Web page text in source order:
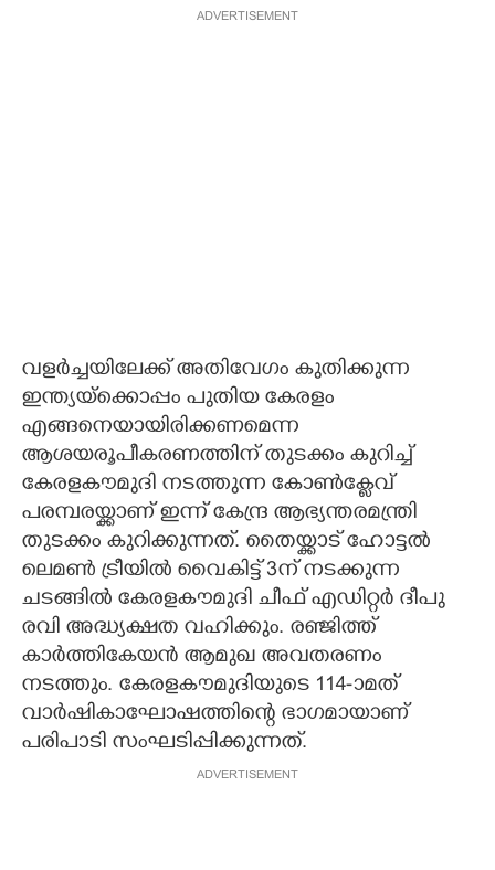
ADVERTISEMENT
വളർച്ചയിലേക്ക് അതിവേഗം കുതിക്കുന്ന
ഇന്ത്യയ്ക്കൊപ്പം പുതിയ കേരളം
എങ്ങനെയായിരിക്കണമെന്ന
ആശയരൂപീകരണത്തിന് തുടക്കം കുറിച്ച്
കേരളകൗമുദി നടത്തുന്ന കോൺക്ളേവ്
പരമ്പരയ്ക്കാണ് ഇന്ന് കേന്ദ്ര ആഭ്യന്തരമന്ത്രി
തുടക്കം കുറിക്കുന്നത്. തൈയ്ക്കാട് ഹോട്ടൽ
ലെമൺ ട്രീയിൽ വൈകിട്ട് 3ന് നടക്കുന്ന
ചടങ്ങിൽ കേരളകൗമുദി ചീഫ് എഡിറ്റർ ദീപു
രവി അദ്ധ്യക്ഷത വഹിക്കും. രഞ്ജിത്ത്
കാർത്തികേയൻ ആമുഖ അവതരണം
നടത്തും. കേരളകൗമുദിയുടെ 114-ാമത്
വാർഷികാഘോഷത്തിന്റെ ഭാഗമായാണ്
പരിപാടി സംഘടിപ്പിക്കുന്നത്.
ADVERTISEMENT